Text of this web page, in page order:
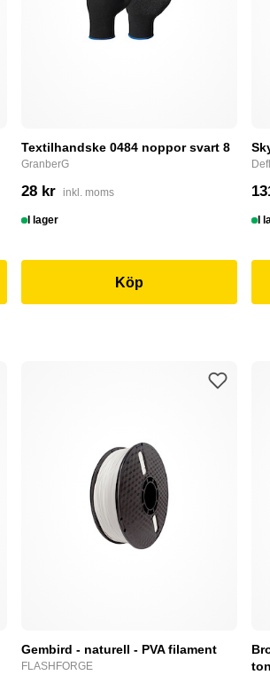
Textilhandske 0484 noppor svart 8
GranberG
28 kr inkl. moms
I lager
Köp
I
Gembird - naturell - PVA filament
FLASHFORGE